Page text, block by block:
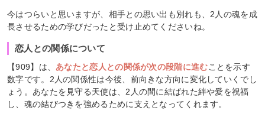
今はつらいと思いますが、相手との思い出も別れも、2人の魂を成
長させるための学びだったと受け止めてくださいね。
恋人との関係について
【909】は、 あなたと恋人との関係が次の段階に進むことを示す
数字です。2人の関係性は今後、前向きな方向に変化していくでし
ょう。あなたを見守る天使は、2人の間に結ばれた絆や愛を祝福
し、魂の結びつきを強めるために支えとなってくれます。